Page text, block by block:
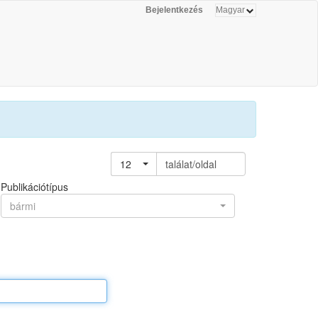
Bejelentkezés
12
találat/oldal
Publikációtípus
bármi